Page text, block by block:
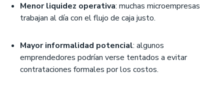
Menor liquidez operativa: muchas microempresas
trabajan al día con el flujo de caja justo.
Mayor informalidad potencial: algunos
emprendedores podrían verse tentados a evitar
contrataciones formales por los costos.